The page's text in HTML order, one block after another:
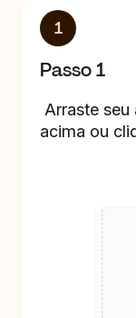
1
Passo 1
Arraste seu
acima ou